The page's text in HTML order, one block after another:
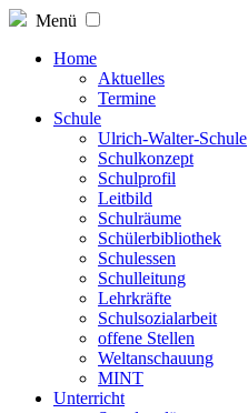
Menü
Home
Aktuelles
Termine
Schule
Ulrich-Walter-Schule
Schulkonzept
Schulprofil
Leitbild
Schulräume
Schülerbibliothek
Schulessen
Schulleitung
Lehrkräfte
Schulsozialarbeit
offene Stellen
Weltanschauung
MINT
Unterricht